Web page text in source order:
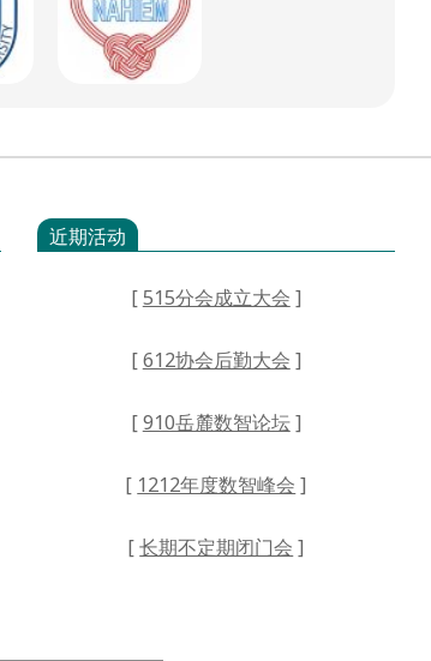
近期活动
[515分会成立大会 ]
[612协会后勤大会 ]
[910岳麓数智论坛]
[ 1212年度数智峰会 ]
[长期不定期闭门会 ]